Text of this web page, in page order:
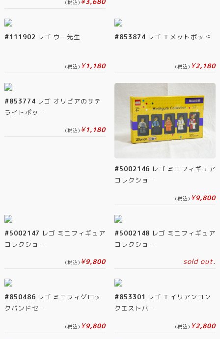
(税込)
#111902 レゴ ウー先生
(税込) ¥1,180
#853874 レゴ エメットポッド
(税込) ¥2,180
#853774 レゴ オリビアのサテ
ライトポッ…
(税込) ¥1,180
#5002146 レゴ ミニフィギュア
コレクショ…
(税込) ¥9,800
#5002147 レゴ ミニフィギュア
コレクショ…
(税込) ¥9,800
#5002148 レゴ ミニフィギュア
コレクショ…
sold out.
#850486 レゴ ミニフィグロッ
クバンドセ…
(税込) ¥9,800
#853301 レゴ エイリアンコン
クエストバ…
(税込) ¥2,800